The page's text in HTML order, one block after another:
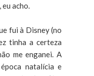
eu acho.
fui à Disney (no
tinha a certeza
me enganei. A
natalícia e